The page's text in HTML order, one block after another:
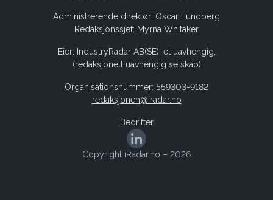
Administrerende direktør: Oscar Lundberg
Redaksjonssjef: Myrna Whitaker
Eier: IndustryRadar AB(SE), et uavhengig,
(redaksjonelt uavhengig selskap)
Organisationsnummer: 559303-9182
redaksjonen@iradar.no
Bedrifter
Copyright iRadar.no – 2026